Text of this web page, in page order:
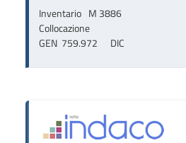
Inventario M 3886
Collocazione
GEN  759.972      DIC